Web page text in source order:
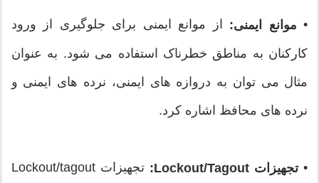
•موانع ایمنی: از موانع ایمنی برای جلوگیری از ورود
کارکنان به مناطق خطرناک استفاده می شود. به عنوان
مثال می توان به دروازه های ایمنی، نرده های ایمنی و
نرده های محافظ اشاره کرد.
• تجهیزات Lockout/Tagout: تجهیزات Lockout/tagout